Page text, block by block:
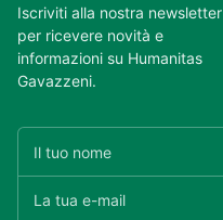
Iscriviti alla nostra newsletter
per ricevere novità e
informazioni su Humanitas
Gavazzeni.